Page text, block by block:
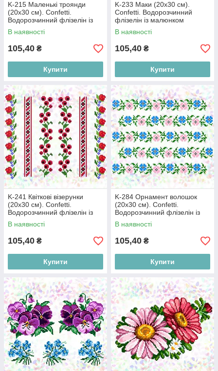
K-215 Маленькі троянди
(20х30 см). Confetti.
Водорозчинний флізелін із
малюнком
В наявності
105,40 ₴
Купити
K-233 Маки (20х30 см).
Confetti. Водорозчинний
флізелін із малюнком
В наявності
105,40 ₴
Купити
K-241 Квіткові візерунки
(20х30 см). Confetti.
Водорозчинний флізелін із
малюнком
В наявності
105,40 ₴
Купити
K-284 Орнамент волошок
(20х30 см). Confetti.
Водорозчинний флізелін із
малюнком
В наявності
105,40 ₴
Купити